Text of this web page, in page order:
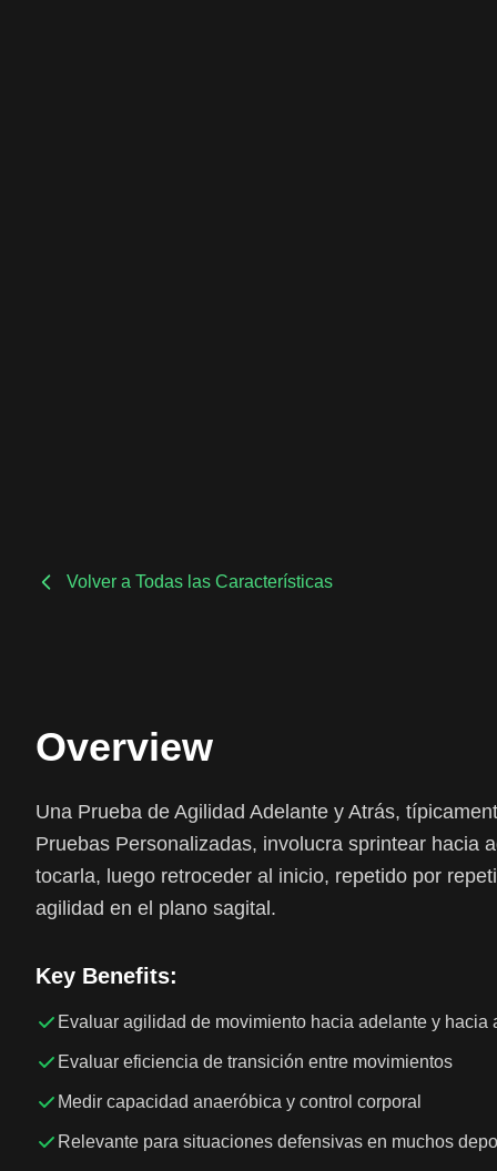
Volver a Todas las Características
Overview
Una Prueba de Agilidad Adelante y Atrás,
Pruebas Personalizadas, involucra sprintear hacia
tocarla, luego retroceder al inicio, repetido por
agilidad en el plano sagital.
Key Benefits:
Evaluar agilidad de movimiento hacia adelante y hacia
Evaluar eficiencia de transición entre movimientos
Medir capacidad anaeróbica y control corporal
Relevante para situaciones defensivas en muchos